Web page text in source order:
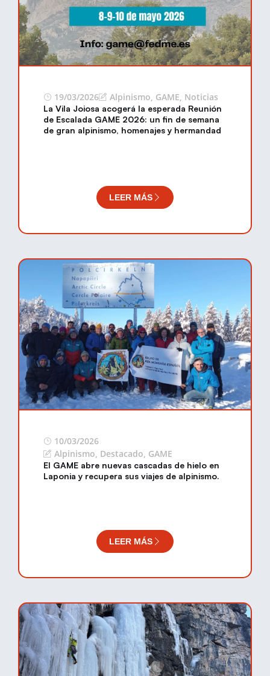
19/03/2026 Alpinismo, GAME, Noticias
La Vila Joiosa acogerá la esperada Reunión
de Escalada GAME 2026: un fin de semana
de gran alpinismo, homenajes y hermandad
LEER MÁS
10/03/2026
Alpinismo, Destacado, GAME
El GAME abre nuevas cascadas de hielo en
Laponia y recupera sus viajes de alpinismo.
LEER MÁS